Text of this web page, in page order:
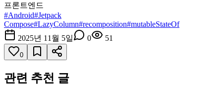
프론트엔드
#Android#Jetpack
Compose#LazyColumn#recomposition#mutableStateOf
2025년 11월 5일
0 51
0
관련 추천 글